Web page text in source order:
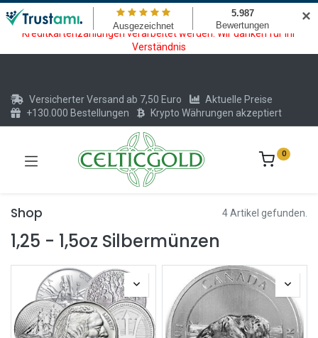
Wartungsarbeiten am Kreditkarten und Krypto Bezahlmodul. In der
Zeit vom 20.07. - 09.08.2026 können keine Krypto oder
Kreditkartenzahlungen verarbeitet werden. Wir danken für Ihr
Verständnis
Versicherter Versand ab 7,50 Euro
Aktuelle Preise
+130.000 Bestellungen
Krypto Währungen akzeptiert
0
Shop 4 Artikel gefunden.
1,25 - 1,5oz Silbermünzen
✕